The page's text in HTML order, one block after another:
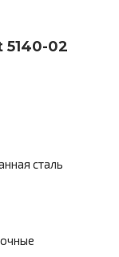
5140-02
сталь